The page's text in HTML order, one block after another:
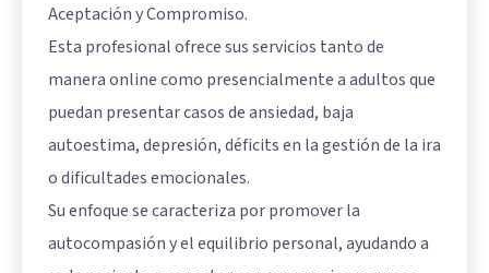
Aceptación y Compromiso.
Esta profesional ofrece sus servicios tanto de
manera online como presencialmente a adultos que
puedan presentar casos de ansiedad, baja
autoestima, depresión, déficits en la gestión de la ira
o dificultades emocionales.
Su enfoque se caracteriza por promover la
autocompasión y el equilibrio personal, ayudando a